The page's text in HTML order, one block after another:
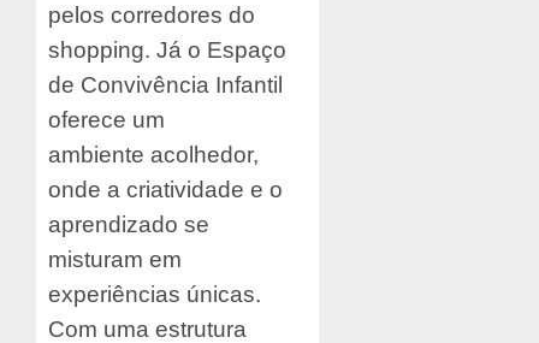
pelos corredores do
shopping. Já o Espaço
de Convivência Infantil
oferece um
ambiente acolhedor,
onde a criatividade e o
aprendizado se
misturam em
experiências únicas.
Com uma estrutura